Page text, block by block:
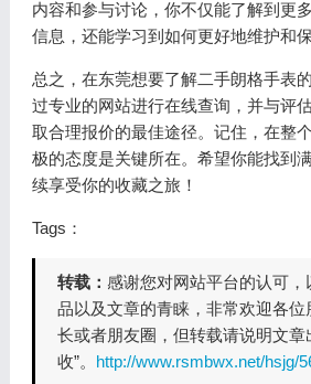
内容和参与讨论，你不仅能了解到更
信息，还能学习到如何更好地维护和
总之，在东莞想要了解二手朗格手表
过专业的网站进行在线查询，并与评
取合理报价的最佳途径。记住，在整
极的态度是关键所在。希望你能找到
续享受你的收藏之旅！
Tags：
转载： 感谢您对网站平台的认可
品以及文章的青睐，非常欢迎各
长或者朋友圈，但转载请说明文章
收”。 http://www.rsmbwx.net/hsjg/